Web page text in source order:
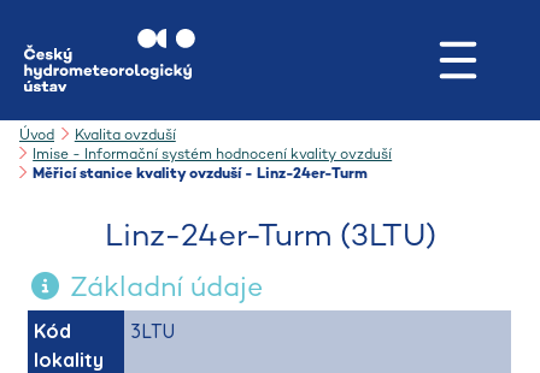
Úvod
Kvalita ovzduší
Imise - Informační systém hodnocení kvality ovzduší
Měřicí stanice kvality ovzduší - Linz-24er-Turm
Linz-24er-Turm (3LTU)
Základní údaje
Kód
lokality
3LTU